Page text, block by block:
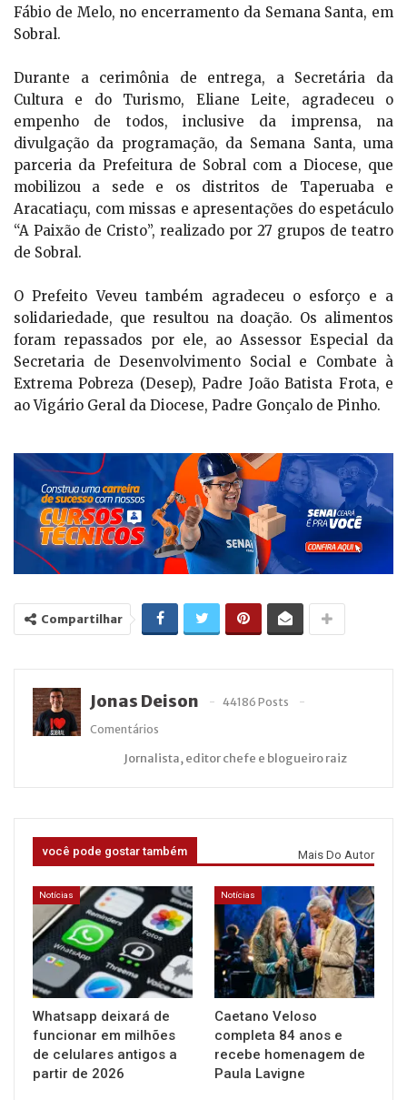
Fábio de Melo, no encerramento da Semana Santa, em
Sobral.
Durante a cerimônia de entrega, a Secretária da
Cultura e do Turismo, Eliane Leite, agradeceu o
empenho de todos, inclusive da imprensa, na
divulgação da programação, da Semana Santa, uma
parceria da Prefeitura de Sobral com a Diocese, que
mobilizou a sede e os distritos de Taperuaba e
Aracatiaçu, com missas e apresentações do espetáculo
“A Paixão de Cristo”, realizado por 27 grupos de teatro
de Sobral.
O Prefeito Veveu também agradeceu o esforço e a
solidariedade, que resultou na doação. Os alimentos
foram repassados por ele, ao Assessor Especial da
Secretaria de Desenvolvimento Social e Combate à
Extrema Pobreza (Desep), Padre João Batista Frota, e
ao Vigário Geral da Diocese, Padre Gonçalo de Pinho.
Compartilhar
Jonas Deison
44186 Posts
Comentários
Jornalista, editor chefe e blogueiro raiz
você pode gostar também Mais Do Autor
Notícias
Whatsapp deixará de
funcionar em milhões
de celulares antigos a
partir de 2026
Notícias
Caetano Veloso
completa 84 anos e
recebe homenagem de
Paula Lavigne